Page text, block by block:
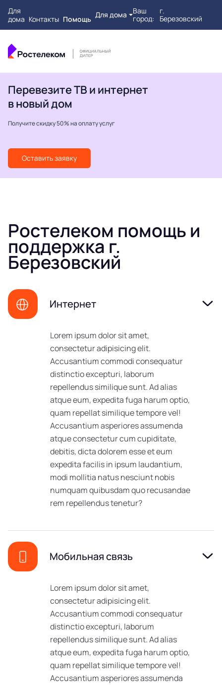
Для
дома Контакты Помощь Для дома
Ваш
город:
г.
Березовский
Перевезите ТВ и интернет
в новый дом
Получите скидку 50% на оплату услуг
Оставить заявку
Ростелеком помощь и
поддержка г.
Березовский
Интернет
Lorem ipsum dolor sit amet,
consectetur adipisicing elit.
Accusantium commodi consequatur
distinctio excepturi, laborum
repellendus similique sunt. Ad alias
atque eum, expedita fuga harum optio,
quam repellat similique tempore vel!
Accusantium asperiores assumenda
atque consectetur cum cupiditate,
debitis, dicta dolorem esse et eum
expedita facilis in ipsum laudantium,
modi mollitia natus nesciunt nobis
numquam quibusdam quo recusandae
rem repellendus tenetur?
Мобильная связь
Lorem ipsum dolor sit amet,
consectetur adipisicing elit.
Accusantium commodi consequatur
distinctio excepturi, laborum
repellendus similique sunt. Ad alias
atque eum, expedita fuga harum optio,
quam repellat similique tempore vel!
Accusantium asperiores assumenda